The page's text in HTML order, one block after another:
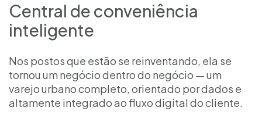
Central de conveniência
inteligente
Nos postos que estão se reinventando, ela se
tornou um negócio dentro do negócio — um
varejo urbano completo, orientado por dados e
altamente integrado ao fluxo digital do cliente.